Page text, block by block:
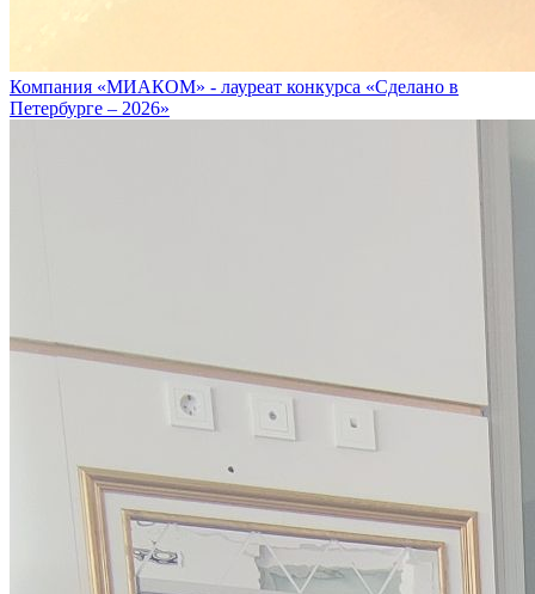
Компания «МИАКОМ» - лауреат конкурса «Сделано в
Петербурге – 2026»